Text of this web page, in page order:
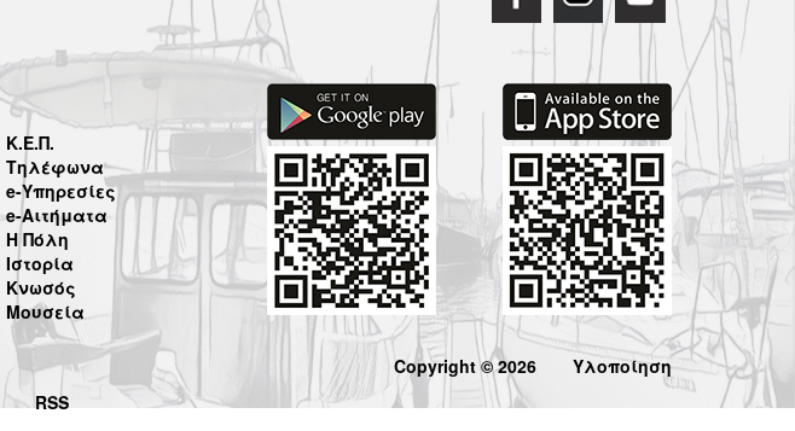
Κ.Ε.Π.
Τηλέφωνα
e-Υπηρεσίες
e-Αιτήματα
Η Πόλη
Ιστορία
Κνωσός
Μουσεία
RSS
Copyright © 2026 Υλοποίηση